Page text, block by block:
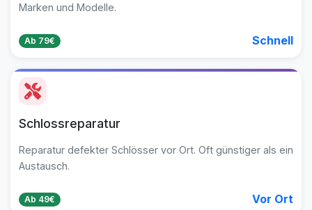
Marken und Modelle.
Ab 79€ Schnell
Schlossreparatur
Reparatur defekter Schlösser vor Ort. Oft günstiger als ein
Austausch.
Ab 49€ Vor Ort